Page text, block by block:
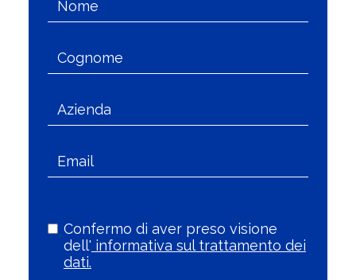
Confermo di aver preso visione
dell' informativa sul trattamento dei
dati.